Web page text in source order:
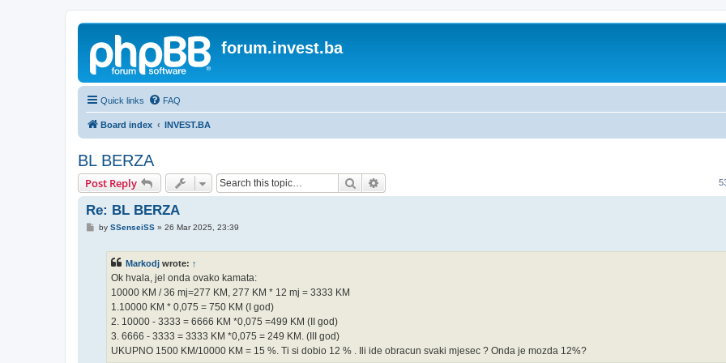
forum.invest.ba
Quick links FAQ
Board index INVEST.BA
BL BERZA
Post Reply Search
Re: BL BERZA
Pby SSenseiSS» 26 Mar 2025, 23:39
Markodj wrote: ↑
Ok hvala, jel onda ovako kamata:
10000 KM / 36 mj=277 KM, 277 KM * 12 mj = 3333 KM
1.10000 KM * 0,075 = 750 KM (I god)
2. 10000 - 3333 = 6666 KM *0,075 =499 KM (II god)
3. 6666 - 3333 = 3333 KM *0,075 = 249 KM. (III god)
UKUPNO 1500 KM/10000 KM = 15 %. Ti si dobio 12 % . Ili ide obracun svaki mjesec ? Onda je mozda 12%?